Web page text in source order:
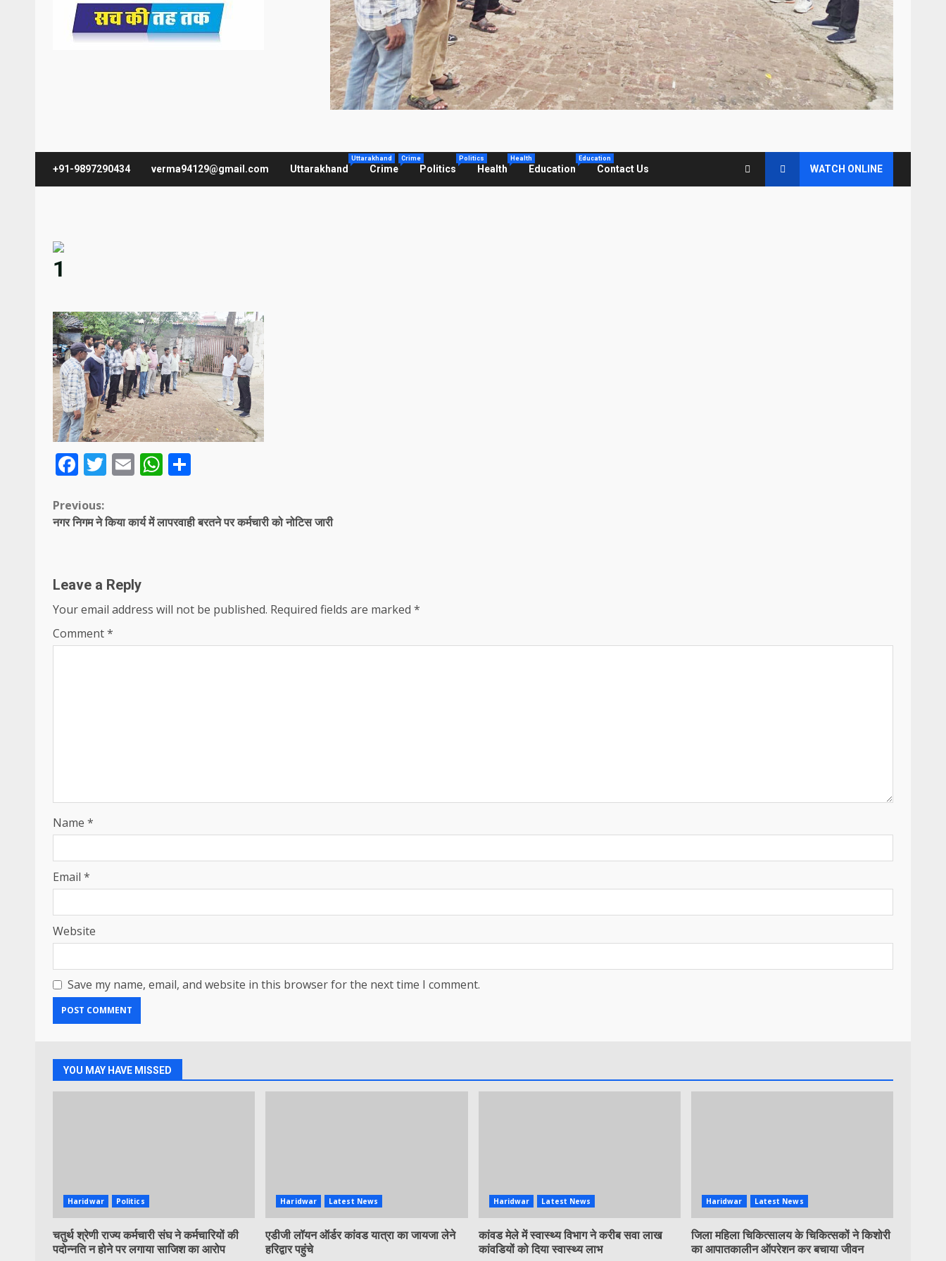
+91-9897290434 verma94129@gmail.com Uttarakhand
Uttarakhand
Crime
Crime
Politics
Politics
Health
Health
Education
Education
Contact Us WATCH ONLINE
1
Facebook
Twitter
EmailWhatsApp
Continue
Previous:
नगर निगम ने किया कार्य में लापरवाही बरतने पर कर्मचारी को नोटिस जारी
Leave a Reply
Your email address will not be published. Required fields are marked *
Comment*
Name *
Email *
Website
Save my name, email, and website in this browser for the next time I comment.
YOU MAY HAVE MISSED
Haridwar Politics
चतुर्थ श्रेणी राज्य कर्मचारी संघ ने कर्मचारियों की
पदोन्नति न होने पर लगाया साजिश का आरोप
Haridwar Latest News
एडीजी लॉयन ऑर्डर कांवड यात्रा का जायजा लेने
हरिद्वार पहुंचे
Haridwar Latest News
कांवड मेले में स्वास्थ्य विभाग ने करीब सवा लाख
कांवडियों को दिया स्वास्थ्य लाभ
Haridwar Latest News
जिला महिला चिकित्सालय के चिकित्सकों ने किशोरी
का आपातकालीन ऑपरेशन कर बचाया जीवन